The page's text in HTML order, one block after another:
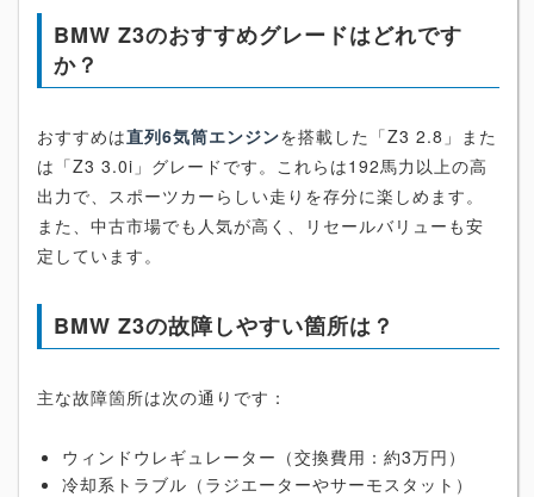
BMW Z3のおすすめグレードはどれです
か？
おすすめは直列6気筒エンジンを搭載した「Z3 2.8」また
は「Z3 3.0i」グレードです。これらは192馬力以上の高
出力で、スポーツカーらしい走りを存分に楽しめます。
また、中古市場でも人気が高く、リセールバリューも安
定しています。
BMW Z3の故障しやすい箇所は？
主な故障箇所は次の通りです：
ウィンドウレギュレーター（交換費用：約3万円）
冷却系トラブル（ラジエーターやサーモスタット）